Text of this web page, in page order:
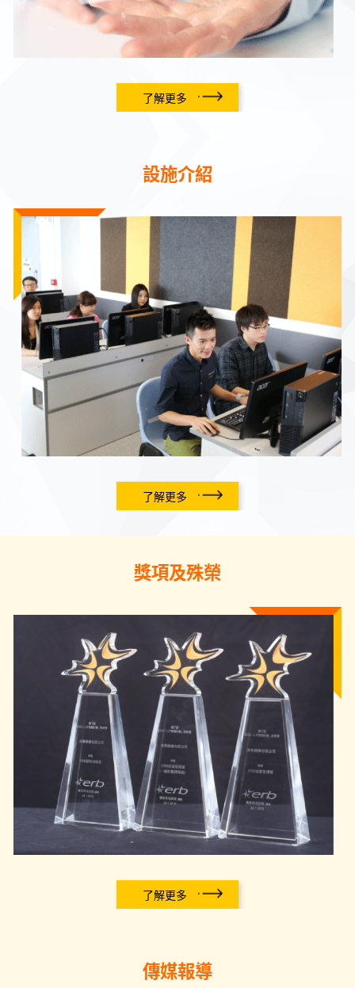
了解更多
設施介紹
了解更多
獎項及殊榮
了解更多
傳媒報導